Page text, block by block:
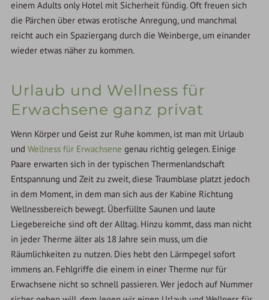
einem Adults only Hotel mit Sicherheit fündig. Oft freuen sich
die Pärchen über etwas erotische Anregung, und manchmal
reicht auch ein Spaziergang durch die Weinberge, um einander
wieder etwas näher zu kommen.
Urlaub und Wellness für
Erwachsene ganz privat
Wenn Körper und Geist zur Ruhe kommen, ist man mit Urlaub
undWellness für Erwachsene genau richtig gelegen. Einige
Paare erwarten sich in der typischen Thermenlandschaft
Entspannung und Zeit zu zweit, diese Traumblase platzt jedoch
in dem Moment, in dem man sich aus der Kabine Richtung
Wellnessbereich bewegt. Überfüllte Saunen und laute
Liegebereiche sind oft der Alltag. Hinzu kommt, dass man nicht
in jeder Therme älter als 18 Jahre sein muss, um die
Räumlichkeiten zu nutzen. Dies hebt den Lärmpegel sofort
immens an. Fehlgriffe die einem in einer Therme nur für
Erwachsene nicht so schnell passieren. Wer jedoch auf Nummer